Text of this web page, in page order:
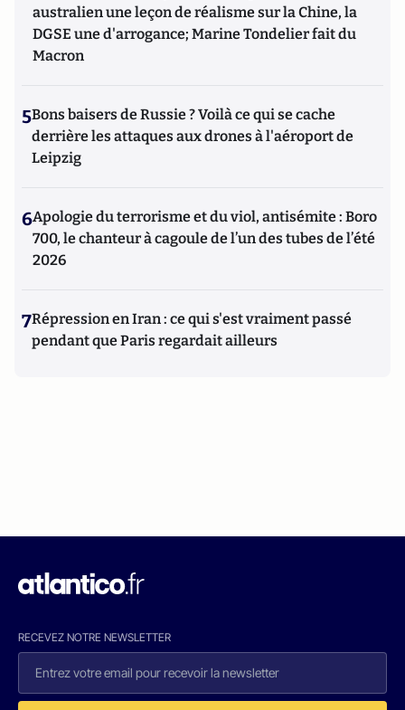
australien une leçon de réalisme sur la Chine, la
DGSE une d'arrogance; Marine Tondelier fait du
Macron
5Bons baisers de Russie ? Voilà ce qui se cache
derrière les attaques aux drones à l'aéroport de
Leipzig
6Apologie du terrorisme et du viol, antisémite : Boro
700, le chanteur à cagoule de l’un des tubes de l’été
2026
7Répression en Iran : ce qui s'est vraiment passé
pendant que Paris regardait ailleurs
RECEVEZ NOTRE NEWSLETTER